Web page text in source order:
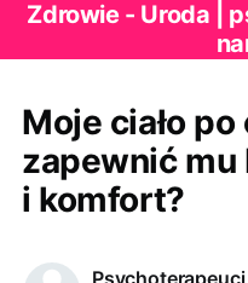
Zdrowie - Uroda |
Moje ciało
zapewnić
i komfort?